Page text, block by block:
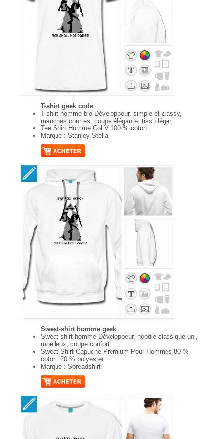
T-shirt geek code
T-shirt homme bio Développeur, simple et classy,
manches courtes, coupe élégante, tissu léger.
Tee Shirt Homme Col V 100 % coton
Marque : Stanley Stella
Sweat-shirt homme geek
Sweat-shirt homme Développeur, hoodie classique uni,
moelleux, coupe confort.
Sweat Shirt Capuche Premium Pour Hommes 80 %
coton, 20 % polyester
Marque : Spreadshirt